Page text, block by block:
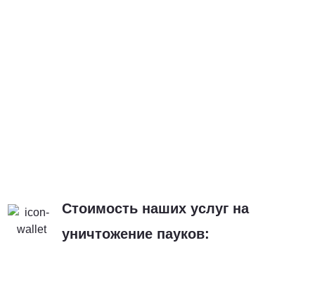
Стоимость наших услуг на
уничтожение пауков: